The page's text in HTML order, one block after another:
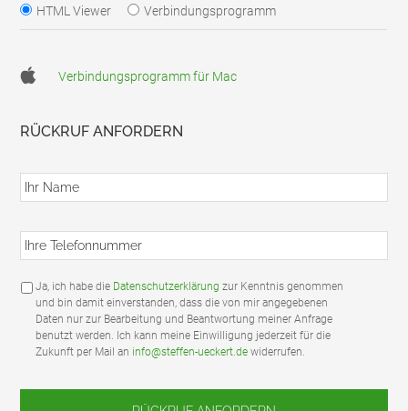
HTML Viewer Verbindungsprogramm
Verbindungsprogramm für Mac
RÜCKRUF ANFORDERN
I
h
r
a
m
*
I
h
r
T
n
D Ja, ich habe die Datenschutzerklärung zur Kenntnis genommen
und bin damit einverstanden, dass die von mir angegebenen
Daten nur zur Bearbeitung und Beantwortung meiner Anfrage
benutzt werden. Ich kann meine Einwilligung jederzeit für die
Zukunft per Mail an info@steffen-ueckert.de widerrufen.